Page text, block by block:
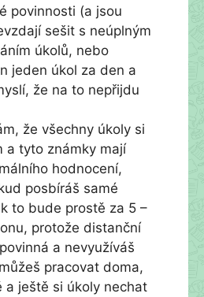
povinnosti (a jsou
sešit s neúplným
úkolů, nebo
jeden úkol za den a
že na to nepřijdu
že všechny úkoly si
a tyto známky mají
hodnocení,
posbíráš samé
to bude prostě za 5 –
protože distanční
a nevyužíváš
pracovat doma,
a ještě si úkoly nechat